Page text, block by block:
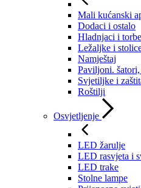
Mali kućanski
Dodaci i ostalo
Hladnjaci i torbe
Ležaljke i
Namještaj
Paviljoni.
Svjetiljke i
Roštilji
Osvjetljenje
LED žarulje
LED rasvjeta i
LED trake
Stolne lampe